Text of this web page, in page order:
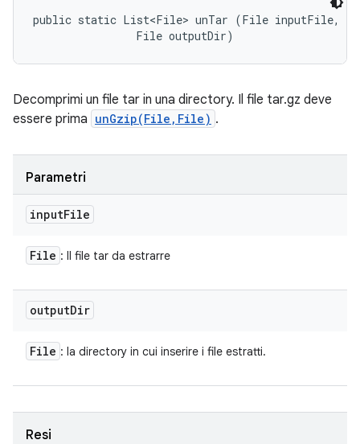
public static List<File> unTar (File inputFile,
                File outputDir)
Decomprimi un file tar in una directory. Il file tar.gz deve
essere prima unGzip(File,File) .
Parametri
inputFile
File : Il file tar da estrarre
outputDir
File : la directory in cui inserire i file estratti.
Resi